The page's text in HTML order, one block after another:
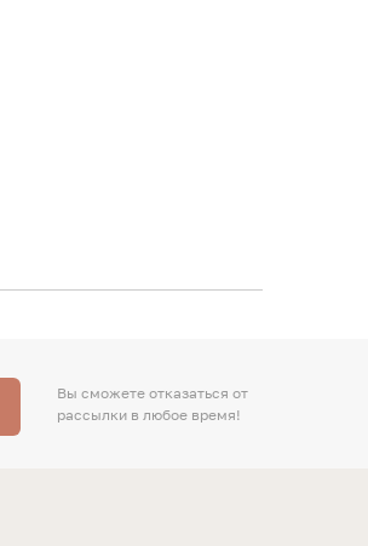
Вы сможете отказаться от
рассылки в любое время!